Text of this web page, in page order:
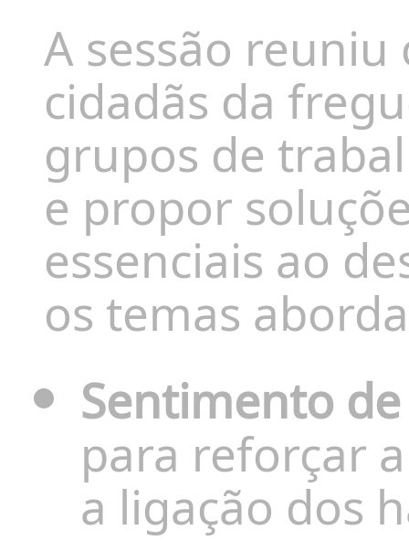
A sessão
cidadãs da
grupos de
e propor
essenciais ao
os temas
Sentimento
para reforçar
a ligação dos